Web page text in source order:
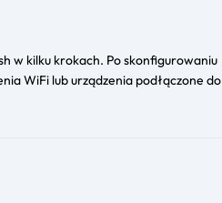
w kilku krokach. Po skonfigurowaniu
WiFi lub urządzenia podłączone do